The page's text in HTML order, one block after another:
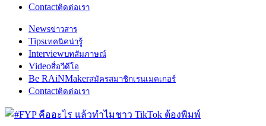
Contactติดต่อเรา
Newsข่าวสาร
Tipsเทคนิคน่ารู้
Interviewบทสัมภาษณ์
Videoสื่อวีดีโอ
Be RAiNMakerสมัครสมาชิกเรนเมคเกอร์
Contactติดต่อเรา